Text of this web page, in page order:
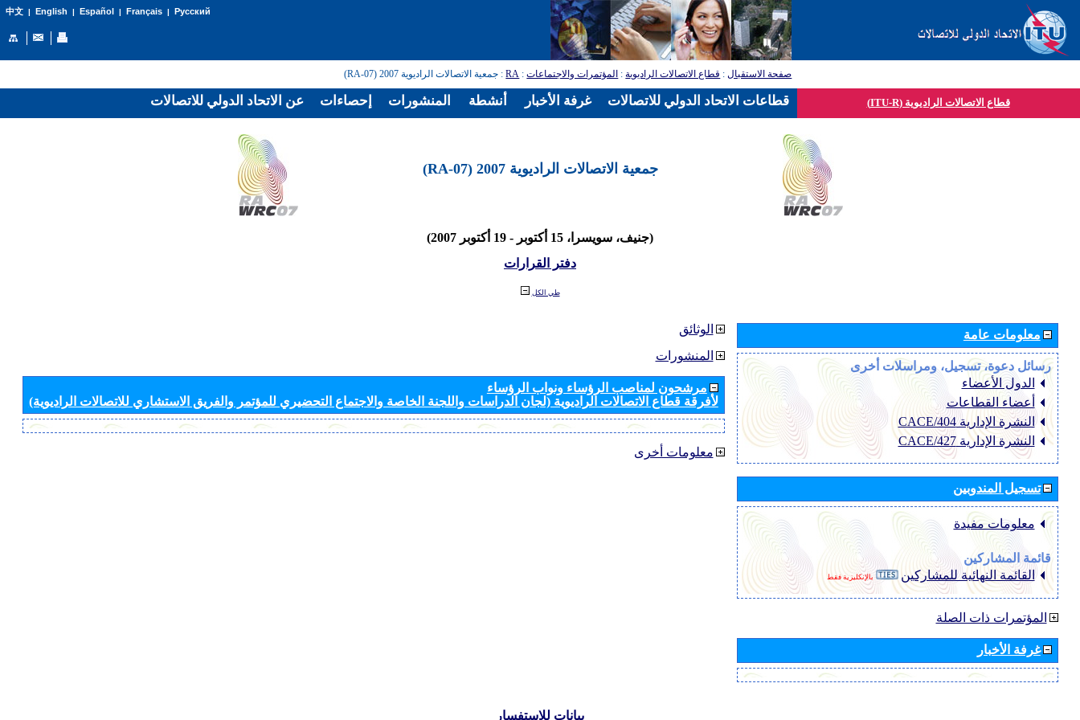
中文| English | Español | Français| Русский
صفحة الاستقبال: قطاع الاتصالات الراديوية: المؤتمرات والاجتماعات:
RA: جمعية الاتصالات الراديوية 2007 (RA-07)
قطاع الاتصالات الراديوية (ITU-R)
جمعية الاتصالات الراديوية 2007 (RA-07)
(جنيف، سويسرا، 15 أكتوبر - 19 أكتوبر 2007)
دفتر القرارات
طي الكل
الوثائق
المنشورات
مرشحون لمناصب الرؤساء ونواب الرؤساء
لأفرقة قطاع الاتصالات الراديوية (لجان الدراسات واللجنة الخاصة والاجتماع التحضيري للمؤتمر والفريق الاستشاري للاتصالات الراديوية)
معلومات أخرى
معلومات عامة
رسائل دعوة، تسجيل، ومراسلات أخرى
الدول الأعضاء
أعضاء القطاعات
النشرة الإدارية CACE/404
النشرة الإدارية CACE/427
تسجيل المندوبين
معلومات مفيدة
قائمة المشاركين
القائمة النهائية للمشاركين
بالإنكليزية فقط
المؤتمرات ذات الصلة
غرفة الأخبار
بيانات للاستفسار
عن الاتحاد الدولي للاتصالات إحصاءات المنشورات أنشطة غرفة الأخبار قطاعات الاتحاد الدولي للاتصالات